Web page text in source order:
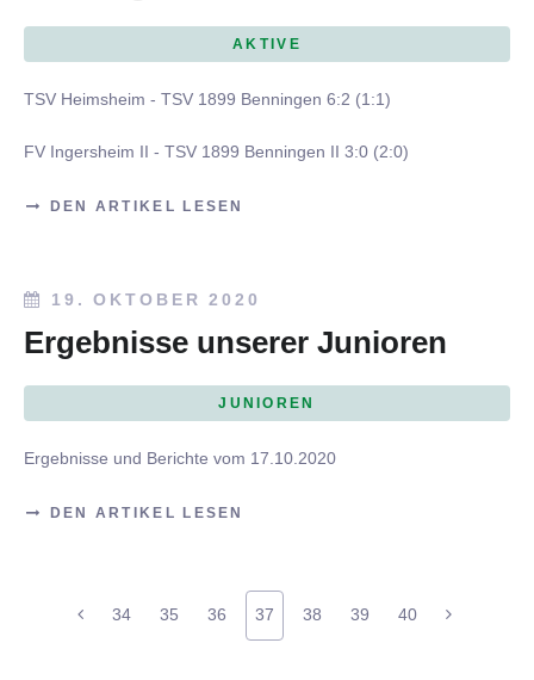
AKTIVE
TSV Heimsheim - TSV 1899 Benningen 6:2 (1:1)
FV Ingersheim II - TSV 1899 Benningen II 3:0 (2:0)
DEN ARTIKEL LESEN
19. OKTOBER 2020
Ergebnisse unserer Junioren
JUNIOREN
Ergebnisse und Berichte vom 17.10.2020
DEN ARTIKEL LESEN
34 35 36 37 38 39 40